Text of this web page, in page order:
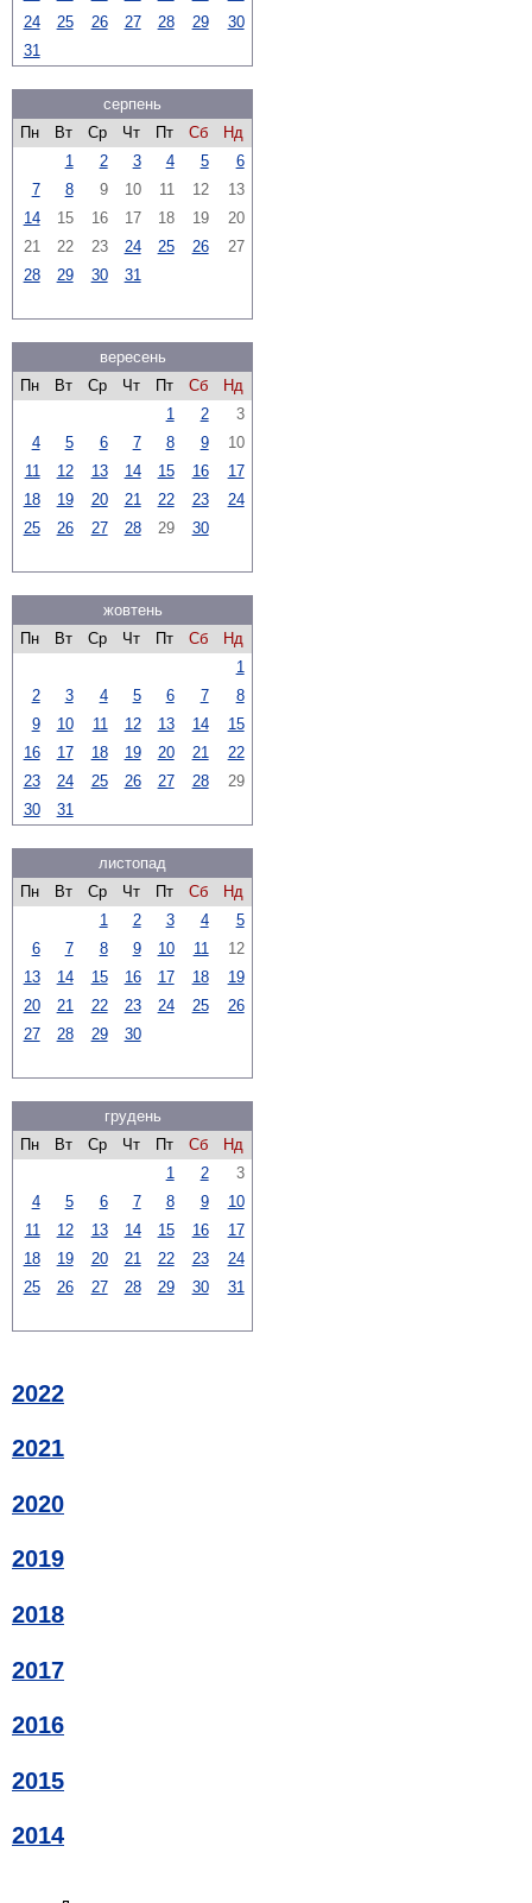
24
25 26 27 28 29
30
31
серпень
Пн
Вт Ср Чт Пт Сб
Нд
1
2 3 4 5
6
7
8 9 10 11 12
13
14
15 16 17 18 19
20
21
22 23 24 25 26
27
28
29 30 31
вересень
Пн
Вт Ср Чт Пт Сб
Нд
1
2
3
4
5 6 7 8 9
10
11
12 13 14 15 16
17
18
19 20 21 22 23
24
25
26 27 28 29 30
жовтень
Пн
Вт Ср Чт Пт Сб
Нд
1
2
3 4 5 6 7
8
9
10 11 12 13 14
15
16
17 18 19 20 21
22
23
24 25 26 27 28
29
30
31
листопад
Пн
Вт Ср Чт Пт Сб
Нд
1
2 3 4
5
6
7 8 9 10 11
12
13
14 15 16 17 18
19
20
21 22 23 24 25
26
27
28 29 30
грудень
Пн
Вт Ср Чт Пт Сб
Нд
1
2
3
4
5 6 7 8 9
10
11
12 13 14 15 16
17
18
19 20 21 22 23
24
25
26 27 28 29 30 31
2022
2021
2020
2019
2018
2017
2016
2015
2014